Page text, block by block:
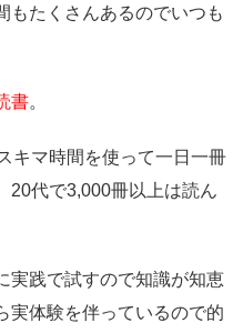
もたくさんあるのでいつも
書。
キマ時間を使って一日一冊
20代で3,000冊以上は読ん
実践で試すので知識が知恵
実体験を伴っているので的